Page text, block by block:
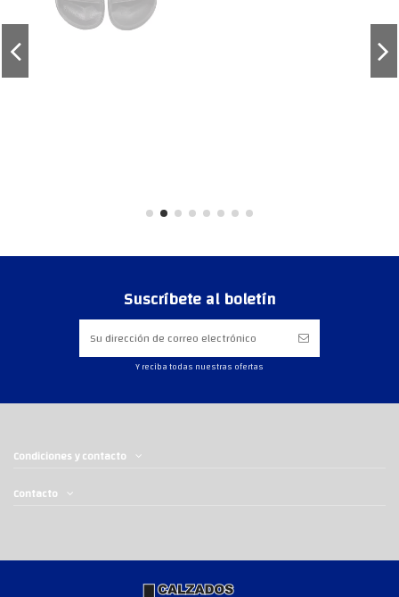
Suscríbete al boletín
Y reciba todas nuestras ofertas
Condiciones y contacto
Contacto